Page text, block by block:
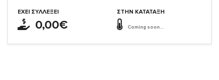
ΈΧΕΙ ΣΥΛΛΈΞΕΙ
0,00€
ΣΤΗΝ ΚΑΤΆΤΑΞΗ
Coming soon...